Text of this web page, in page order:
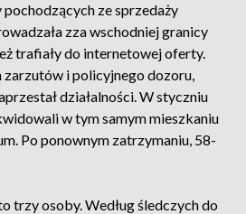
ze sprzedaży
zza wschodniej granicy
trafiały do internetowej oferty.
i policyjnego dozoru,
działalności. W styczniu
w tym samym mieszkaniu
Po ponownym zatrzymaniu, 58-
trzy osoby. Według śledczych do